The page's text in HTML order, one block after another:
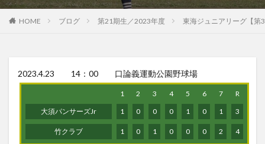
HOME ブログ 第21期生／2023年度 東海ジュニアリーグ【第
2023.4.23 14：00 口論義運動公園野球場
1 2 3 4 5 6 7
R
大須パンサーズJr
1 0 0 0 1 0 1 3
竹クラブ 1 0 1 0 0 0 2 4